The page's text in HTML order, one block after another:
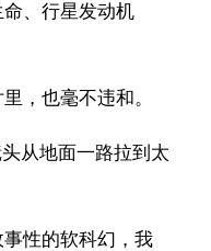
、行星发动机
，也毫不违和。
从地面一路拉到太
性的软科幻，我